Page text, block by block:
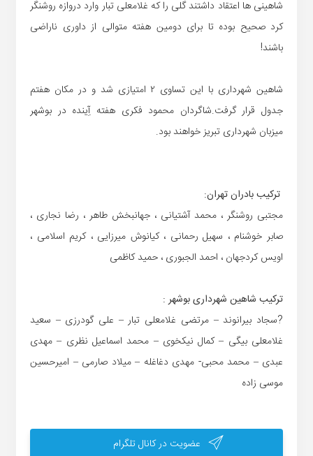
شاهینی ها اعتقاد داشتند گلی را که غلامعلی تبار وارد دروازه روشنگر
کرد صحیح بوده تا برای دومین هفته متوالی از داوری ناراضی
باشند!
شاهین شهرداری با این تساوی ۲ امتیازی شد و در مکان هفتم
جدول قرار گرفت.شاگردان محمود فکری هفته آِینده در بوشهر
میزبان شهرداری تبریز خواهند بود.
ترکیب بادران تهران:
مجتبی روشنگر ، محمد آشتیانی ، جهانبخش طاهر ، رضا نجاری ،
صابر خوشنام ، سهیل رحمانی ، کیانوش میرزایی ، کریم اسلامی ،
اویس کردجهان ، احمد الجبوری ، حمید کاظمی
ترکیب شاهین شهرداری بوشهر :
?سجاد بیرانوند – مرتضی غلامعلی تبار – علی گودرزی – سعید
غلامعلی بیگی – کمال نیکخوی – محمد اسماعیل نظری – مهدی
عبدی – محمد محبی- مهدی دغاغله – میلاد صارمی – امیرحسین
موسی زاده
عضویت در کانال تلگرام